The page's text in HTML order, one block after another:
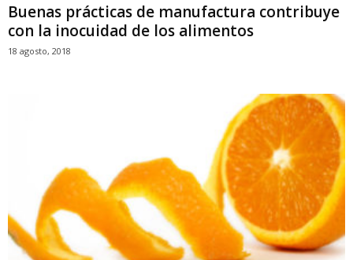
Buenas prácticas de manufactura contribuye
con la inocuidad de los alimentos
18 agosto, 2018